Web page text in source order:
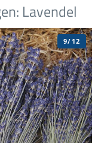
Lavendel
9/12